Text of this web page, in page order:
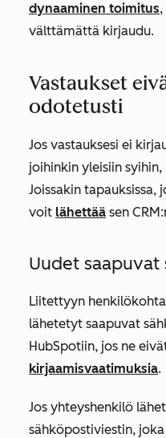
dynaaminen toimitus
välttämättä kirjaudu.
Vastaukset
odotetusti
Jos vastauksesi ei
joihinkin yleisiin
Joissakin tapauksissa,
voit lähettää sen
Uudet
Liitettyyn
lähetetyt saapuvat
HubSpotiin, jos ne
kirjaamisvaatimuksia.
Jos yhteyshenkilö
sähköpostiviestin, joka